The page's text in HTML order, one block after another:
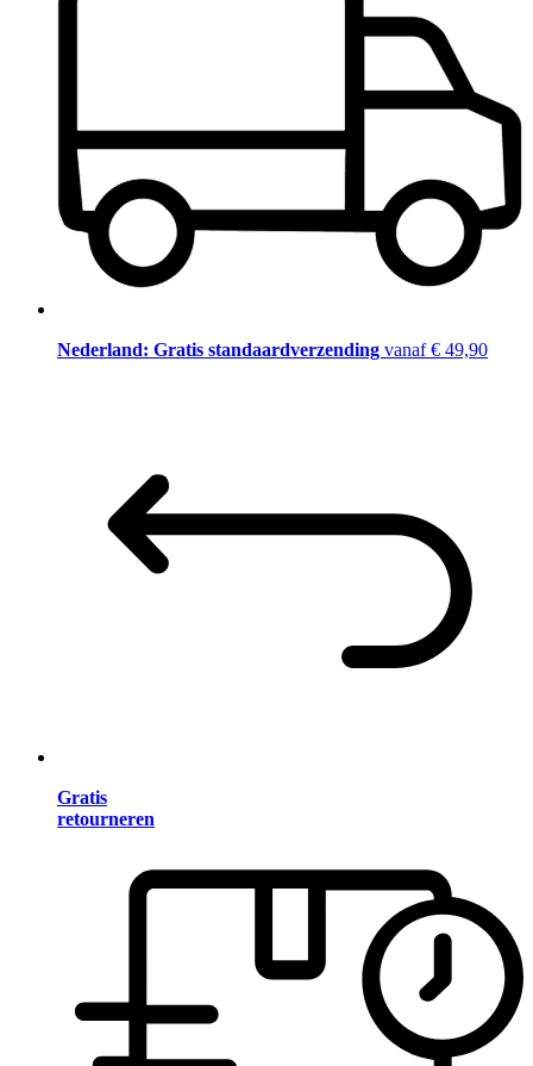
Nederland: Gratis standaardverzending vanaf € 49,90
Gratis
retourneren